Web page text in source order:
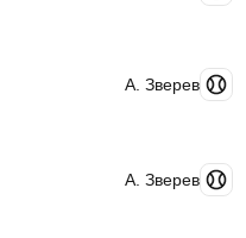
А. Зверев
А. Зверев